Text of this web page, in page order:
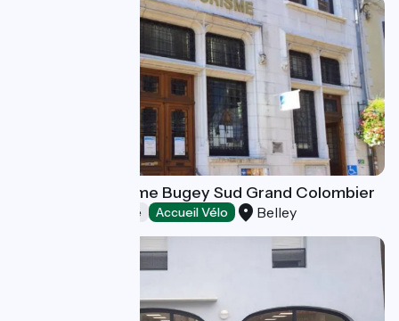
Office de Tourisme Bugey Sud Grand Colombier
Offices de Tourisme Accueil Vélo Belley